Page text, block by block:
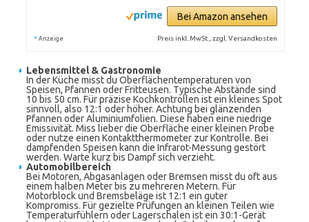
Bei Amazon ansehen
* Anzeige Preis inkl. MwSt., zzgl. Versandkosten
Lebensmittel & Gastronomie
In der Küche misst du Oberflächentemperaturen von
Speisen, Pfannen oder Fritteusen. Typische Abstände sind
10 bis 50 cm. Für präzise Kochkontrollen ist ein kleines Spot
sinnvoll, also 12:1 oder höher. Achtung bei glänzenden
Pfannen oder Aluminiumfolien. Diese haben eine niedrige
Emissivität. Miss lieber die Oberfläche einer kleinen Probe
oder nutze einen Kontaktthermometer zur Kontrolle. Bei
dampfenden Speisen kann die Infrarot-Messung gestört
werden. Warte kurz bis Dampf sich verzieht.
Automobilbereich
Bei Motoren, Abgasanlagen oder Bremsen misst du oft aus
einem halben Meter bis zu mehreren Metern. Für
Motorblock und Bremsbeläge ist 12:1 ein guter
Kompromiss. Für gezielte Prüfungen an kleinen Teilen wie
Temperaturfühlern oder Lagerschalen ist ein 30:1-Gerät